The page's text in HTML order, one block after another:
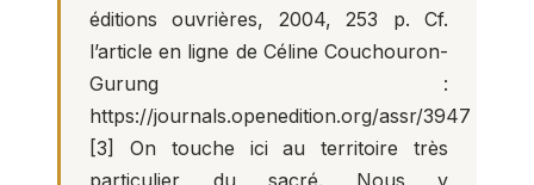
éditions ouvrières, 2004, 253 p. Cf.
l’article en ligne de Céline Couchouron-
Gurung :
https://journals.openedition.org/assr/3947
[3]
On touche ici au territoire très
particulier du sacré. Nous y